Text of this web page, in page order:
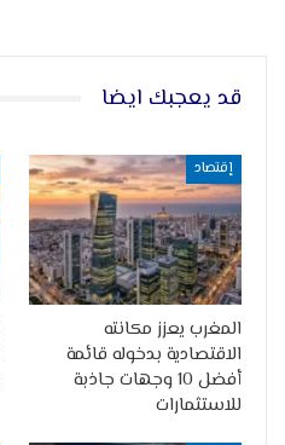
قد يعجبك ايضا
إقتصاد
المغرب يعزز مكانته
الاقتصادية بدخوله قائمة
أفضل 10 وجهات جاذبة
للاستثمارات